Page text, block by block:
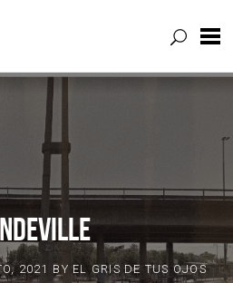
2021 BYEL GRIS DE TUS OJOS